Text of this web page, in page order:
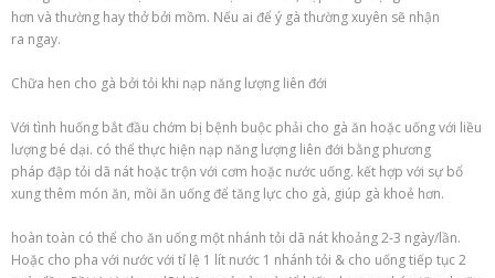
hơn và thường hay thở bởi mồm. Nếu ai để ý gà thường xuyên sẽ nhận
ra ngay.
Chữa hen cho gà bởi tỏi khi nạp năng lượng liên đới
Với tình huống bắt đầu chớm bị bệnh buộc phải cho gà ăn hoặc uống với liều
lượng bé dại. có thể thực hiện nạp năng lượng liên đới bằng phương
pháp đập tỏi dã nát hoặc trộn với cơm hoặc nước uống. kết hợp với sự bổ
xung thêm món ăn, mồi ăn uống để tăng lực cho gà, giúp gà khoẻ hơn.
hoàn toàn có thể cho ăn uống một nhánh tỏi dã nát khoảng 2-3 ngày/lần.
Hoặc cho pha với nước với tỉ lệ 1 lít nước 1 nhánh tỏi & cho uống tiếp tục 2